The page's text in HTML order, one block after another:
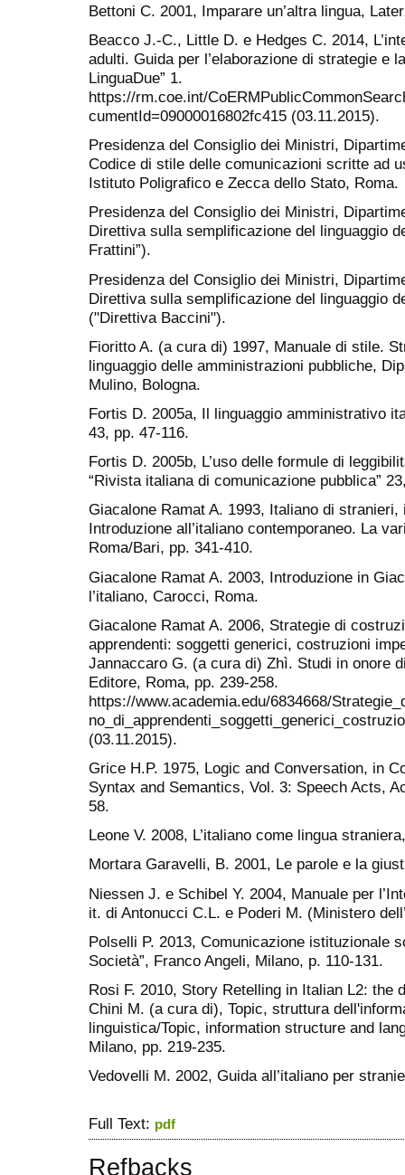
Bettoni C. 2001, Imparare un’altra lingua,
Beacco J.-C., Little D. e Hedges C. 2014,
adulti. Guida per l’elaborazione di strategie e
LinguaDue” 1.
https://rm.coe.int/
cumentId=09000016802fc415 (03.11.2015).
Presidenza del Consiglio dei Ministri,
Codice di stile delle comunicazioni scritte ad
Istituto Poligrafico e Zecca dello Stato, Roma.
Presidenza del Consiglio dei Ministri,
Direttiva sulla semplificazione del linguaggio
Frattini”).
Presidenza del Consiglio dei Ministri,
Direttiva sulla semplificazione del linguaggio
("Direttiva Baccini").
Fioritto A. (a cura di) 1997, Manuale di stile.
linguaggio delle amministrazioni pubbliche,
Mulino, Bologna.
Fortis D. 2005a, Il linguaggio amministrativo
43, pp. 47-116.
Fortis D. 2005b, L’uso delle formule di
“Rivista italiana di comunicazione pubblica”
Giacalone Ramat A. 1993, Italiano di
Introduzione all’italiano contemporaneo. La
Roma/Bari, pp. 341-410.
Giacalone Ramat A. 2003, Introduzione in
l’italiano, Carocci, Roma.
Giacalone Ramat A. 2006, Strategie di
apprendenti: soggetti generici, costruzioni
Jannaccaro G. (a cura di) Zhì. Studi in onore
Editore, Roma, pp. 239-258.
https://www.academia.edu/6834668/
(03.11.2015).
Grice H.P. 1975, Logic and Conversation, in
Syntax and Semantics, Vol. 3: Speech Acts,
58.
Leone V. 2008, L’italiano come lingua
Mortara Garavelli, B. 2001, Le parole e la
Niessen J. e Schibel Y. 2004, Manuale per
it. di Antonucci C.L. e Poderi M. (Ministero
Polselli P. 2013, Comunicazione istituzionale
Società”, Franco Angeli, Milano, p. 110-131.
Rosi F. 2010, Story Retelling in Italian L2: the
Chini M. (a cura di), Topic, struttura
linguistica/Topic, information structure and
Milano, pp. 219-235.
Vedovelli M. 2002, Guida all’italiano per
Full Text: pdf
Refbacks